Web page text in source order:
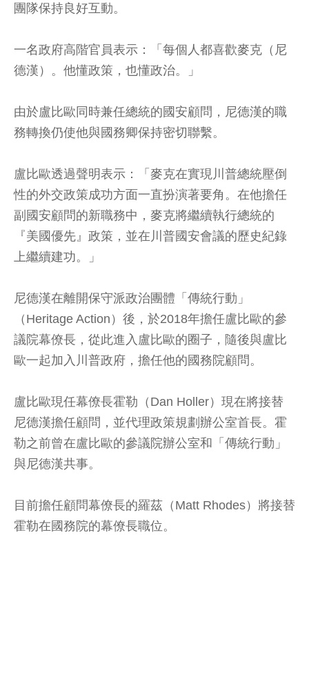
團隊保持良好互動。
一名政府高階官員表示：「每個人都喜歡麥克（尼
德漢）。他懂政策，也懂政治。」
由於盧比歐同時兼任總統的國安顧問，尼德漢的職
務轉換仍使他與國務卿保持密切聯繫。
盧比歐透過聲明表示：「麥克在實現川普總統壓倒
性的外交政策成功方面一直扮演著要角。在他擔任
副國安顧問的新職務中，麥克將繼續執行總統的
『美國優先』政策，並在川普國安會議的歷史紀錄
上繼續建功。」
尼德漢在離開保守派政治團體「傳統行動」
（Heritage Action）後，於2018年擔任盧比歐的參
議院幕僚長，從此進入盧比歐的圈子，隨後與盧比
歐一起加入川普政府，擔任他的國務院顧問。
盧比歐現任幕僚長霍勒（Dan Holler）現在將接替
尼德漢擔任顧問，並代理政策規劃辦公室首長。霍
勒之前曾在盧比歐的參議院辦公室和「傳統行動」
與尼德漢共事。
目前擔任顧問幕僚長的羅茲（Matt Rhodes）將接替
霍勒在國務院的幕僚長職位。